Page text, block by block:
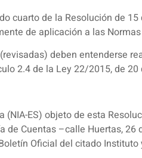
de la Resolución de
de aplicación a las
deben entenderse
2.4 de la Ley 22/2015, de
ES) objeto de esta
Cuentas –calle Huertas,
Oficial del citado